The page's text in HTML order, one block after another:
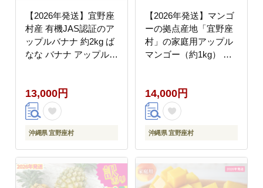
【2026年発送】宜野座
村産 有機JAS認証のア
ップルバナナ 約2kg ば
なな バナナ アップルバ
ツ スイーツ デザート
スムージー 朝食 運動
スポーツ 産地直送 国産
甘い 濃厚 もっちり 沖
13,000円
沖縄県 宜野座村
【2026年発送】マンゴ
ーの拠点産地「宜野座
村」の家庭用アップル
マンゴー（約1kg） ア
ランキング 完熟 お気に
入り 美味しい 人気 お
すすめ 地元 沖縄県 先
行予約 南国フルーツ デ
料
14,000円
沖縄県 宜野座村